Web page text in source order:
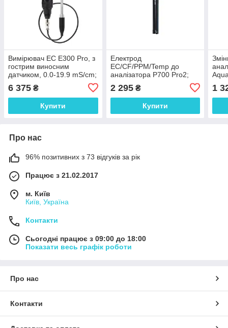
Вимірювач EC E300 Pro, з
гострим виносним
датчиком, 0.0-19.9 mS/cm;
Tools. Нідерланди
6 375 ₴
Купити
Електрод
EC/CF/PPM/Temp до
аналізатора P700 Pro2;
199CF, 0 - 1999PPM, Aqua
Master Tools
2 295₴
Купити
1
Про нас
96% позитивних з 73 відгуків за рік
Працює з 21.02.2017
м. Київ
Київ, Україна
Контакти
Сьогодні працює з 09:00 до 18:00
Показати весь графік роботи
Про нас
Контакти